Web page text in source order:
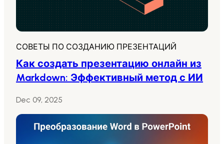
СОВЕТЫ ПО СОЗДАНИЮ ПРЕЗЕНТАЦИЙ
Как создать презентацию онлайн из
Markdown: Эффективный метод с ИИ
Dec 09, 2025